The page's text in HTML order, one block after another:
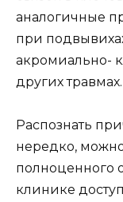
аналогичные
при
акромиально-
других травмах.
Распознать
нередко,
полноценного
клинике